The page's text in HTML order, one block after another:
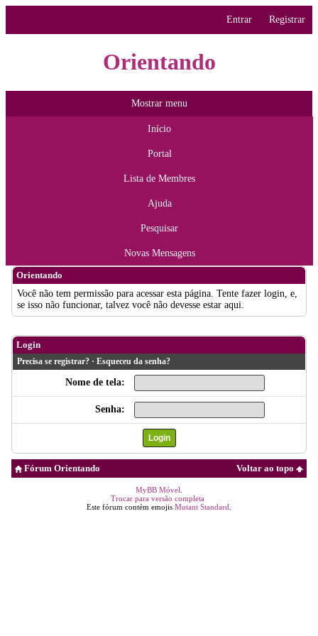
Entrar Registrar
Orientando
Mostrar menu
Início
Portal
Lista de Membres
Ajuda
Pesquisar
Novas Mensagens
Orientando
Você não tem permissão para acessar esta página. Tente fazer login, e,
se isso não funcionar, talvez você não devesse estar aqui.
Login
Precisa se registrar? · Esqueceu da senha?
Nome de tela:
Senha:
Voltar ao topo
Fórum Orientando
MyBB Móvel
Trocar para versão completa
Este fórum contém emojis Mutant Standard